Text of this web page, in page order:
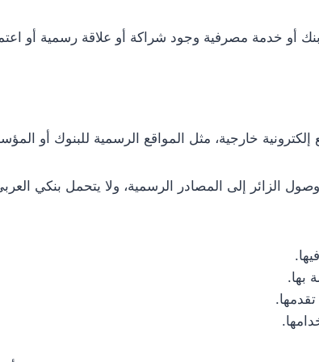
أو خدمة مصرفية وجود شراكة أو علاقة رسمية أو
خارجية، مثل المواقع الرسمية للبنوك أو
الزائر إلى المصادر الرسمية، ولا يتحمل بنكي
بها.